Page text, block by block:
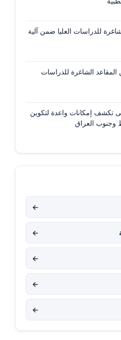
للدراسات العليا ضمن آلية
الشاغرة للدراسات
تكشف إمكانات واعدة لتكوين
وجنوب العراق
←
←
←
←
←